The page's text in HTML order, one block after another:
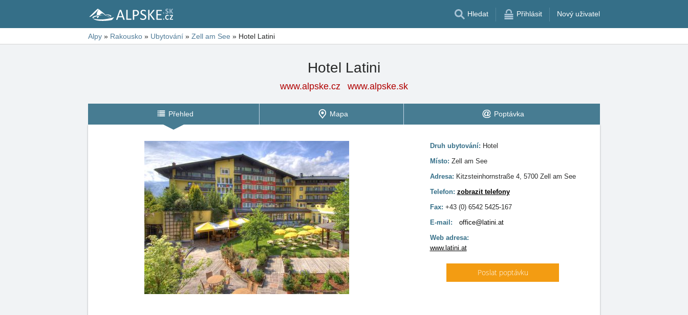
Hledat Přihlásit Nový uživatel
Alpy » Rakousko » Ubytování » Zell am See » Hotel Latini
Hotel Latini
www.alpske.cz www.alpske.sk
Přehled Mapa Poptávka
Druh ubytování: Hotel
Místo: Zell am See
Adresa: Kitzsteinhornstraße 4, 5700 Zell am See
Telefon: zobrazit telefony
Fax: +43 (0) 6542 5425-167
E-mail:
office@latini.at
Web adresa:
www.latini.at
Poslat poptávku